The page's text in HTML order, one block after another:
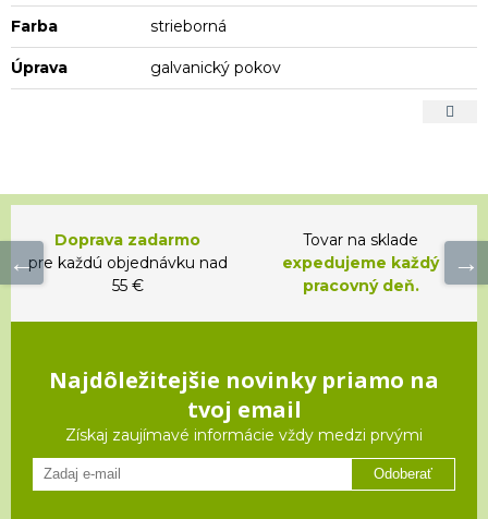
Farba strieborná
Úprava galvanický pokov
Doprava zadarmo
pre každú objednávku nad
55 €
Tovar na sklade
expedujeme každý
pracovný deň.
Najdôležitejšie novinky priamo na
tvoj email
Získaj zaujímavé informácie vždy medzi prvými
Odoberať